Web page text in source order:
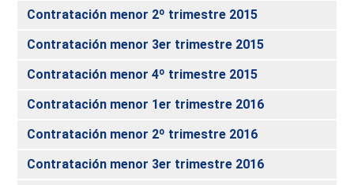
Contratación menor 2º trimestre 2015
Contratación menor 3er trimestre 2015
Contratación menor 4º trimestre 2015
Contratación menor 1er trimestre 2016
Contratación menor 2º trimestre 2016
Contratación menor 3er trimestre 2016